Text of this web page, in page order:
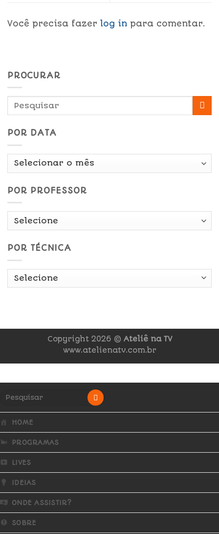
Você precisa fazer log in para comentar.
PROCURAR
POR DATA
Por
POR PROFESSOR
POR TÉCNICA
Copyright 2026 © Ateliê na TV
www.atelienatv.com.br
HOME
PROGRAMAS
LIVES
IDEIAS
ONDE ASSISTIR?
SOBRE